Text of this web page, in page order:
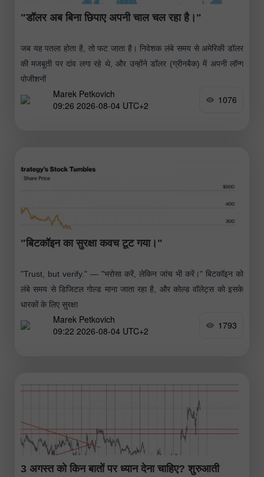
"डॉलर अब बिना छिपाए अपनी चाल चल रहा है।"
जब यह पतला होता है, तो फट जाता है। निवेशक लंबे समय से अमेरिकी डॉलर
की मजबूती पर दांव लगा रहे थे, और उन्होंने डॉलर (ग्रीनबैक) में अपनी लॉन्ग
पोजीशनों
Marek Petkovich
09:26 2026-08-04 UTC+2
1076
"बिटकॉइन का सुरक्षा कवच टूट गया।"
"Trust, but verify." — "भरोसा करें, लेकिन जांच भी करें।" बिटकॉइन को
लंबे समय से डिजिटल गोल्ड माना जाता रहा है, और कोल्ड वॉलेट्स को इसके
धारकों के लिए सुरक्षा
Marek Petkovich
09:22 2026-08-04 UTC+2
1793
3 अगस्त को किन बातों पर ध्यान देना चाहिए? शुरुआती